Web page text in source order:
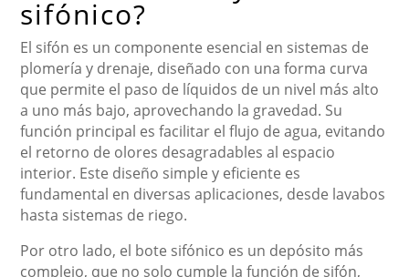
sifónico?
El sifón es un componente esencial en sistemas de
plomería y drenaje, diseñado con una forma curva
que permite el paso de líquidos de un nivel más alto
a uno más bajo, aprovechando la gravedad. Su
función principal es facilitar el flujo de agua, evitando
el retorno de olores desagradables al espacio
interior. Este diseño simple y eficiente es
fundamental en diversas aplicaciones, desde lavabos
hasta sistemas de riego.
Por otro lado, el bote sifónico es un depósito más
complejo, que no solo cumple la función de sifón,